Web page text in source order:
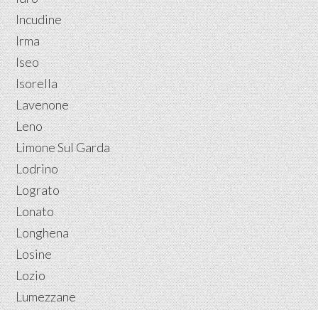
Incudine
Irma
Iseo
Isorella
Lavenone
Leno
Limone Sul Garda
Lodrino
Lograto
Lonato
Longhena
Losine
Lozio
Lumezzane